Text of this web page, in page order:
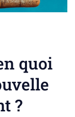
quoi
?